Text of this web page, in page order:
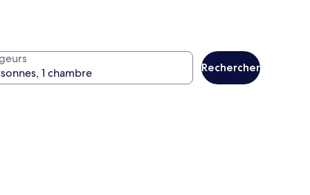
Rechercher